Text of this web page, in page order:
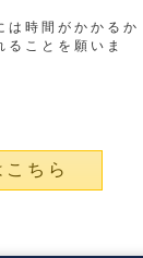
は時間がかかるか
ことを願いま
ちら